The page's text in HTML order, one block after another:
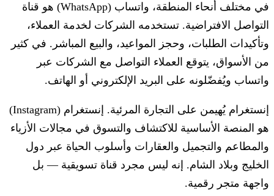
في مختلف أنحاء المنطقة، واتساب (WhatsApp) هو قناة
التواصل الافتراضية. تستخدمه الشركات لخدمة العملاء،
وتأكيدات الطلبات، وحجز المواعيد، والبيع المباشر. في كثير
من الأسواق، يتوقع العملاء التواصل مع الشركات عبر
واتساب ويُفضّلونه على البريد الإلكتروني أو الهاتف.
إنستغرام يُهيمن على التجارة المرئية.
إنستغرام (Instagram)
هو المنصة الأساسية للاكتشاف والتسوق في مجالات الأزياء
والمطاعم والتجميل والعقارات وأسلوب الحياة عبر دول
الخليج وبلاد الشام. إنه ليس مجرد قناة تسويقية — بل
واجهة متجر رقمية.